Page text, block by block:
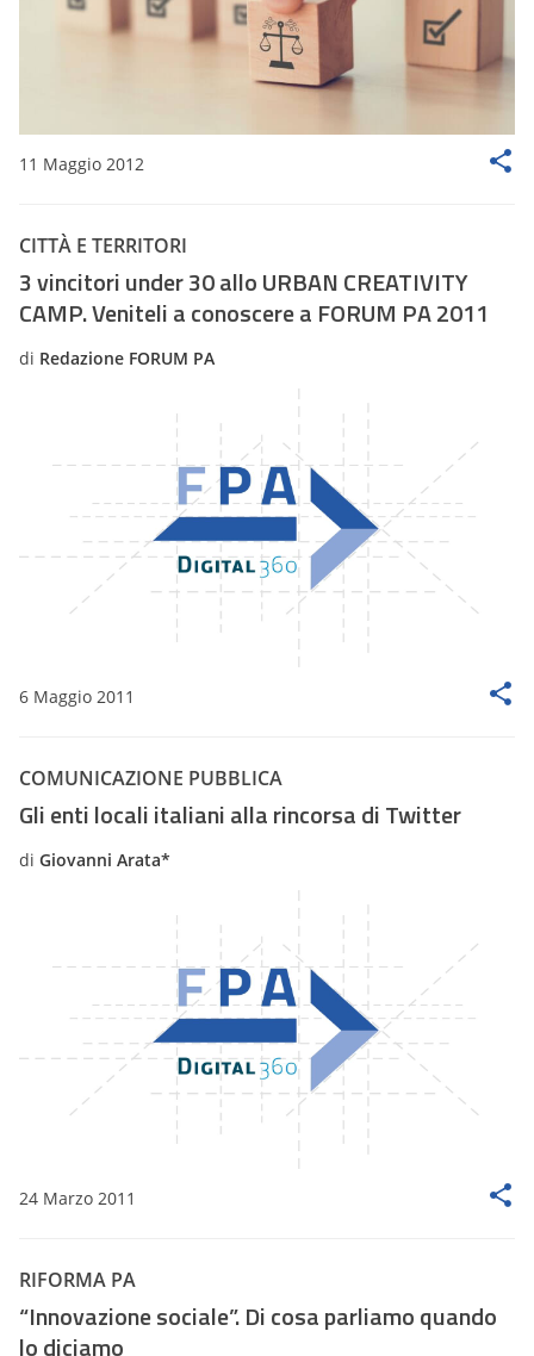
11 Maggio 2012
CITTÀ E TERRITORI
3 vincitori under 30 allo URBAN CREATIVITY
CAMP. Veniteli a conoscere a FORUM PA 2011
di Redazione FORUM PA
6 Maggio 2011
COMUNICAZIONE PUBBLICA
Gli enti locali italiani alla rincorsa di Twitter
di Giovanni Arata*
24 Marzo 2011
RIFORMA PA
“Innovazione sociale”. Di cosa parliamo quando
lo diciamo